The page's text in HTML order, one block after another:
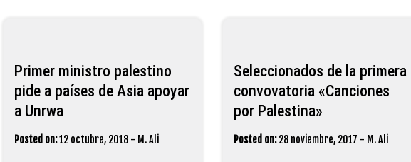
Primer ministro palestino
pide a países de Asia apoyar
a Unrwa
Posted on:12 octubre, 2018- M. Ali
Seleccionados de la primera
convovatoria «Canciones
por Palestina»
Posted on: 28 noviembre, 2017 - M. Ali